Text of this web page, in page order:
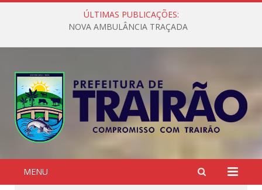
ÚLTIMAS PUBLICAÇÕES:
NOVA AMBULÂNCIA TRAÇADA
MENU